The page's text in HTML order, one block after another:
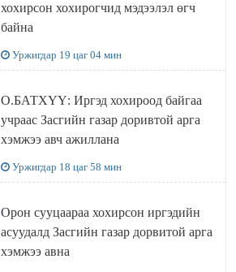
хохирсон хохирогчид мэдээлэл өгч
байна
Уржигдар 19 цаг 04 мин
О.БАТХҮҮ: Иргэд хохироод байгаа
учраас Засгийн газар доривтой арга
хэмжээ авч ажиллана
Уржигдар 18 цаг 58 мин
Орон сууцаараа хохирсон иргэдийн
асуудалд Засгийн газар дорвитой арга
хэмжээ авна